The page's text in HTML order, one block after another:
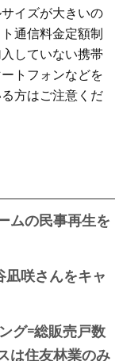
イズが大きいの
通信料金定額制
していない携帯
トフォンなどを
方はご注意くだ
ムの民事再生を
凪咲さんをキャ
グ=総販売戸数
は住友林業のみ